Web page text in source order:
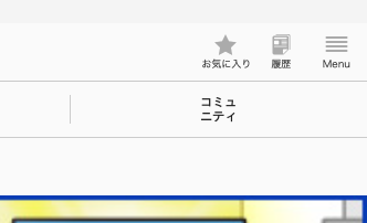
コミュ
ニティ